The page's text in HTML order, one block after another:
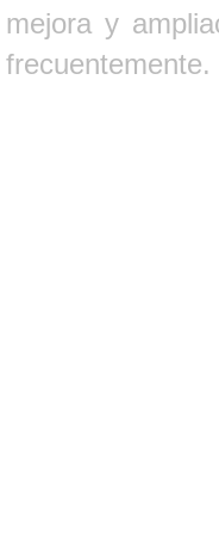
mejora y
frecuentemente.